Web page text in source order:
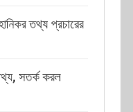
তথ্য প্রচারের
সতর্ক করল